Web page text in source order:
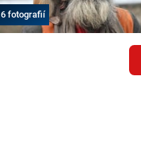
6 fotografií